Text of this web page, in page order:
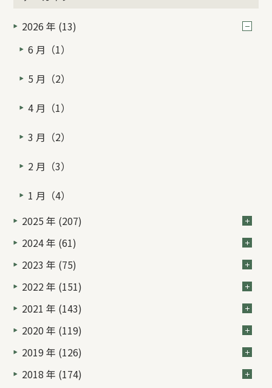
2026 年 (13)
6 月（1）
5 月（2）
4 月（1）
3 月（2）
2 月（3）
1 月（4）
2025 年 (207)
2024 年 (61)
2023 年 (75)
2022 年 (151)
2021 年 (143)
2020 年 (119)
2019 年 (126)
2018 年 (174)